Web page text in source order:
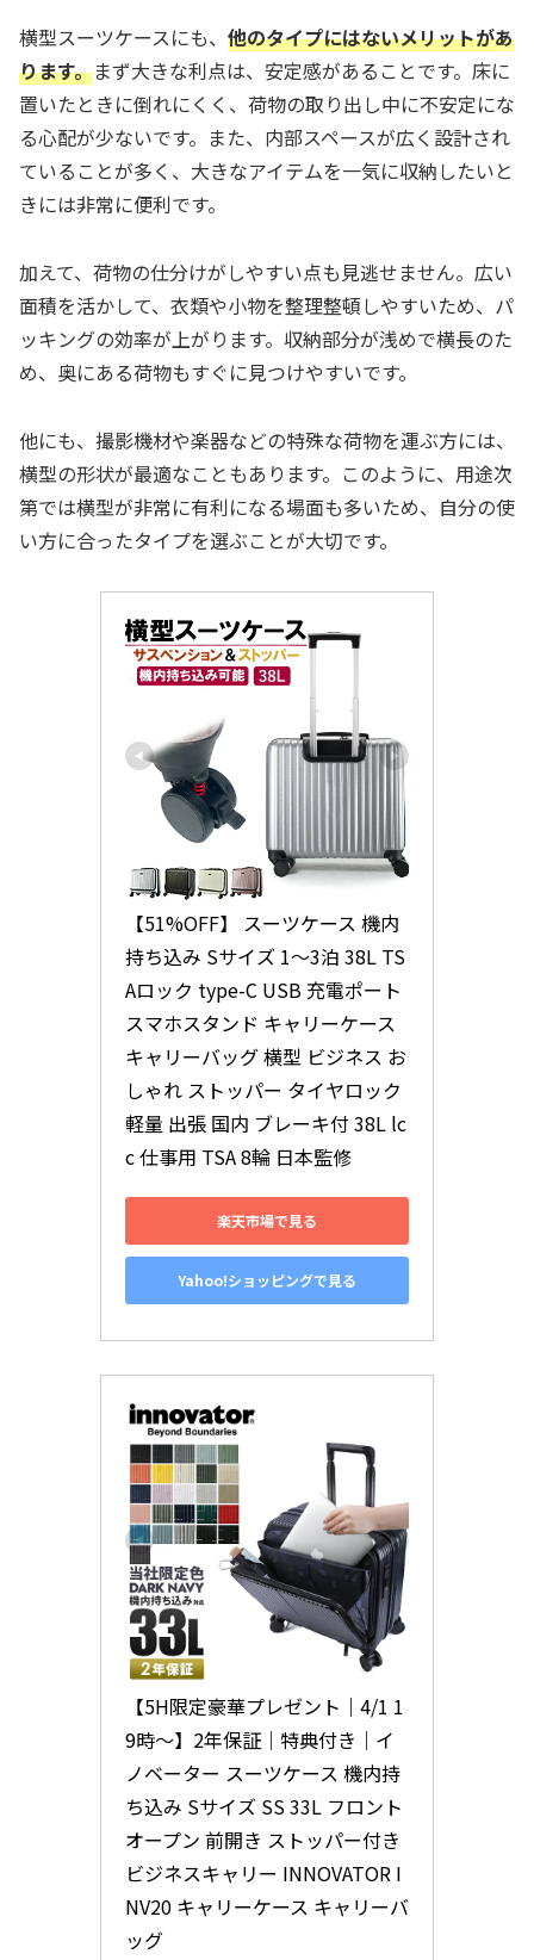
横型スーツケースにも、 他のタイプにはないメリットがあ
ります。まず大きな利点は、安定感があることです。床に
置いたときに倒れにくく、荷物の取り出し中に不安定にな
る心配が少ないです。また、内部スペースが広く設計され
ていることが多く、大きなアイテムを一気に収納したいと
きには非常に便利です。
加えて、荷物の仕分けがしやすい点も見逃せません。広い
面積を活かして、衣類や小物を整理整頓しやすいため、パ
ッキングの効率が上がります。収納部分が浅めで横長のた
め、奥にある荷物もすぐに見つけやすいです。
他にも、撮影機材や楽器などの特殊な荷物を運ぶ方には、
横型の形状が最適なこともあります。このように、用途次
第では横型が非常に有利になる場面も多いため、自分の使
い方に合ったタイプを選ぶことが大切です。
【51%OFF】 スーツケース 機内
持ち込み Sサイズ 1〜3泊 38L TS
Aロック type-C USB 充電ポート
スマホスタンド キャリーケース
キャリーバッグ 横型 ビジネス お
しゃれ ストッパー タイヤロック
軽量 出張 国内 ブレーキ付 38L lc
c 仕事用 TSA 8輪 日本監修
楽天市場で見る
Yahoo!ショッピングで見る
【5H限定豪華プレゼント｜4/1 1
9時～】2年保証｜特典付き｜イ
ノベーター スーツケース 機内持
ち込み Sサイズ SS 33L フロント
オープン 前開き ストッパー付き
ビジネスキャリー INNOVATOR I
NV20 キャリーケース キャリーバ
ッグ